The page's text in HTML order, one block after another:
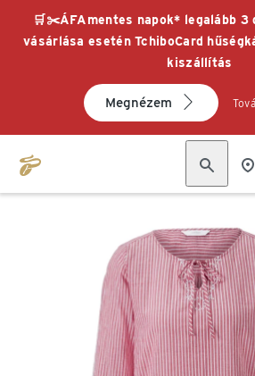
🛒✂️ÁFAmentes napok* legalább 3
vásárlása esetén TchiboCard
kiszállítás
Megnézem